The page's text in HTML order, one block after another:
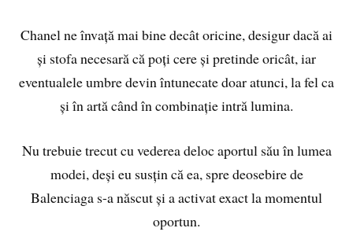
Chanel ne învață mai bine decât oricine, desigur dacă ai
și stofa necesară că poți cere și pretinde oricât, iar
eventualele umbre devin întunecate doar atunci, la fel ca
și în artă când în combinație intră lumina.
Nu trebuie trecut cu vederea deloc aportul său în lumea
modei, deși eu susțin că ea, spre deosebire de
Balenciaga s-a născut și a activat exact la momentul
oportun.